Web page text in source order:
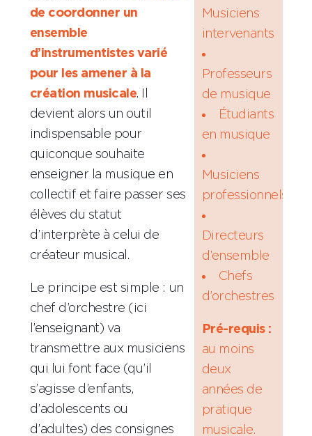
de coordonner un
ensemble
d’instrumentistes varié
pour les amener à la
création musicale. Il
devient alors un outil
indispensable pour
quiconque souhaite
enseigner la musique en
collectif et faire passer ses
élèves du statut
d’interprète à celui de
créateur musical.
Le principe est simple : un
chef d’orchestre (ici
l’enseignant) va
transmettre aux musiciens
qui lui font face (qu’il
s’agisse d’enfants,
d’adolescents ou
d’adultes) des consignes
Musiciens
intervenants
Professeurs
de musique
Étudiants
en musique
Musiciens
professionnels
Directeurs
d’ensemble
Chefs
d’orchestres
Pré-requis :
au moins
deux
années de
pratique
musicale.